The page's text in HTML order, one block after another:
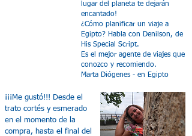
lugar del planeta te dejarán
encantado!
¿Cómo planificar un viaje a
Egipto? Habla con Denilson, de
His Special Script.
Es el mejor agente de viajes que
conozco y recomiendo.
Marta Diógenes - en Egipto
¡¡¡Me gustó!!! Desde el
trato cortés y esmerado
en el momento de la
compra, hasta el final del